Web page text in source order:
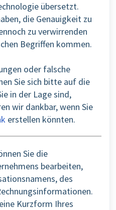
übersetzt.
die Genauigkeit zu
zu verwirrenden
Begriffen kommen.
oder falsche
Sie sich bitte auf die
in der Lage sind,
wir dankbar, wenn Sie
erstellen könnten.
Sie die
bearbeiten,
des
Kurzform Ihres